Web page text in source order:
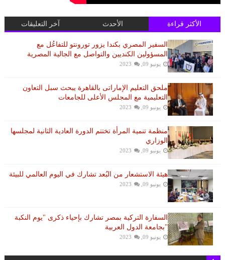
الأكثر قراءة الأحدث آخر التعليقات
السفير المصري بكندا يزور تورونتو للتفاعُل مع
المسؤولين الكنديين والتواصل مع الجالية المصرية
يونيو 09, 2023
ملحق التعليم الإماراتى بالقاهرة يبحث سبل التعاون
التعليمية مع المجلس الأعلى للجامعات
يونيو 09, 2023
منظمة تنمية المرأة تختتم الدورة العادية الثانية لمجلسها
الوزاري
يونيو 09, 2023
هيئة الاستشعار من البُعد تشارك في اليوم العالمي للبيئة
يونيو 09, 2023
السفارة التركية بمصر تشارك بإحياء ذكرى "يوم النكبة
"بجامعة الدول العربية
يونيو 09, 2023